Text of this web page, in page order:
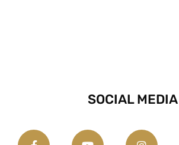
SOCIAL MEDIA